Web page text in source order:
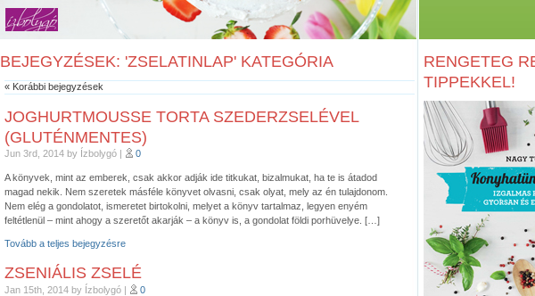
BEJEGYZÉSEK: 'ZSELATINLAP' KATEGÓRIA
« Korábbi bejegyzések
JOGHURTMOUSSE TORTA SZEDERZSELÉVEL
(GLUTÉNMENTES)
Jun 3rd, 2014 by Ízbolygó | 0
A könyvek, mint az emberek, csak akkor adják ide titkukat, bizalmukat, ha te is átadod
magad nekik. Nem szeretek másféle könyvet olvasni, csak olyat, mely az én tulajdonom.
Nem elég a gondolatot, ismeretet birtokolni, melyet a könyv tartalmaz, legyen enyém
feltétlenül – mint ahogy a szeretőt akarják – a könyv is, a gondolat földi porhüvelye. […]
Tovább a teljes bejegyzésre
ZSENIÁLIS ZSELÉ
Jan 15th, 2014 by Ízbolygó | 0
RENGETEG
TIPPEKKEL!